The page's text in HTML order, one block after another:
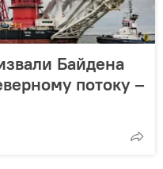
Байдена
потоку –